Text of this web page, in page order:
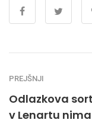
PREJŠNJI
Odlazkova
v Lenartu